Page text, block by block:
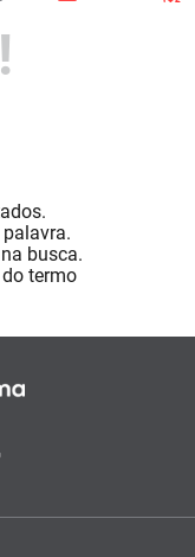
busca.
termo